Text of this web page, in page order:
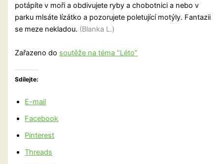
potápíte v moři a obdivujete ryby a chobotnici a nebo v
parku mlsáte lízátko a pozorujete poletující motýly. Fantazii
se meze nekladou. (Blanka L.)
Zařazeno do soutěže na téma “Léto”
Sdílejte:
E-mail
Facebook
Pinterest
Threads